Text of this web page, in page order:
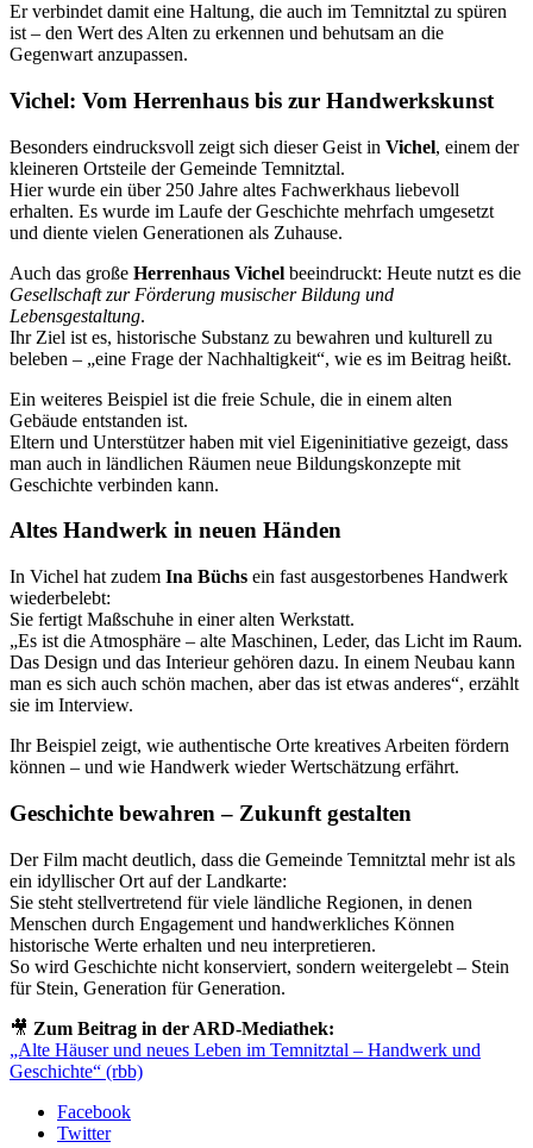
Er verbindet damit eine Haltung, die auch im Temnitztal zu spüren
ist – den Wert des Alten zu erkennen und behutsam an die
Gegenwart anzupassen.
Vichel: Vom Herrenhaus bis zur Handwerkskunst
Besonders eindrucksvoll zeigt sich dieser Geist in Vichel, einem der
kleineren Ortsteile der Gemeinde Temnitztal.
Hier wurde ein über 250 Jahre altes Fachwerkhaus liebevoll
erhalten. Es wurde im Laufe der Geschichte mehrfach umgesetzt
und diente vielen Generationen als Zuhause.
Auch das große Herrenhaus Vichel beeindruckt: Heute nutzt es die
Gesellschaft zur Förderung musischer Bildung und
Lebensgestaltung.
Ihr Ziel ist es, historische Substanz zu bewahren und kulturell zu
beleben – „eine Frage der Nachhaltigkeit“, wie es im Beitrag heißt.
Ein weiteres Beispiel ist die freie Schule, die in einem alten
Gebäude entstanden ist.
Eltern und Unterstützer haben mit viel Eigeninitiative gezeigt, dass
man auch in ländlichen Räumen neue Bildungskonzepte mit
Geschichte verbinden kann.
Altes Handwerk in neuen Händen
In Vichel hat zudem Ina Büchs ein fast ausgestorbenes Handwerk
wiederbelebt:
Sie fertigt Maßschuhe in einer alten Werkstatt.
„Es ist die Atmosphäre – alte Maschinen, Leder, das Licht im Raum.
Das Design und das Interieur gehören dazu. In einem Neubau kann
man es sich auch schön machen, aber das ist etwas anderes“, erzählt
sie im Interview.
Ihr Beispiel zeigt, wie authentische Orte kreatives Arbeiten fördern
können – und wie Handwerk wieder Wertschätzung erfährt.
Geschichte bewahren – Zukunft gestalten
Der Film macht deutlich, dass die Gemeinde Temnitztal mehr ist als
ein idyllischer Ort auf der Landkarte:
Sie steht stellvertretend für viele ländliche Regionen, in denen
Menschen durch Engagement und handwerkliches Können
historische Werte erhalten und neu interpretieren.
So wird Geschichte nicht konserviert, sondern weitergelebt – Stein
für Stein, Generation für Generation.
🎥 Zum Beitrag in der ARD-Mediathek:
„Alte Häuser und neues Leben im Temnitztal – Handwerk und
Geschichte“ (rbb)
Facebook
Twitter